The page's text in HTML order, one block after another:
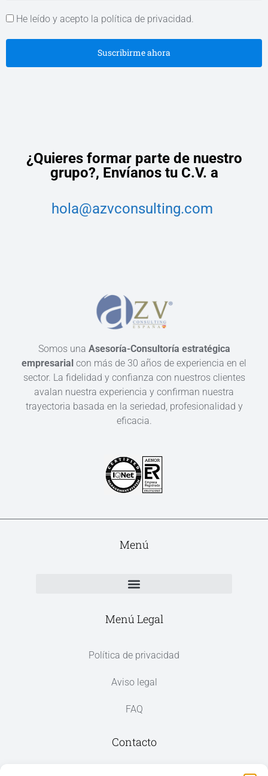
He leído y acepto la política de privacidad.
Suscribirme ahora
¿Quieres formar parte de nuestro
grupo?, Envíanos tu C.V. a
hola@azvconsulting.com
Somos una Asesoría-Consultoría estratégica
empresarial con más de 30 años de experiencia en el
sector. La fidelidad y confianza con nuestros clientes
avalan nuestra experiencia y confirman nuestra
trayectoria basada en la seriedad, profesionalidad y
eficacia.
Menú
Menú Legal
Política de privacidad
Aviso legal
FAQ
Contacto